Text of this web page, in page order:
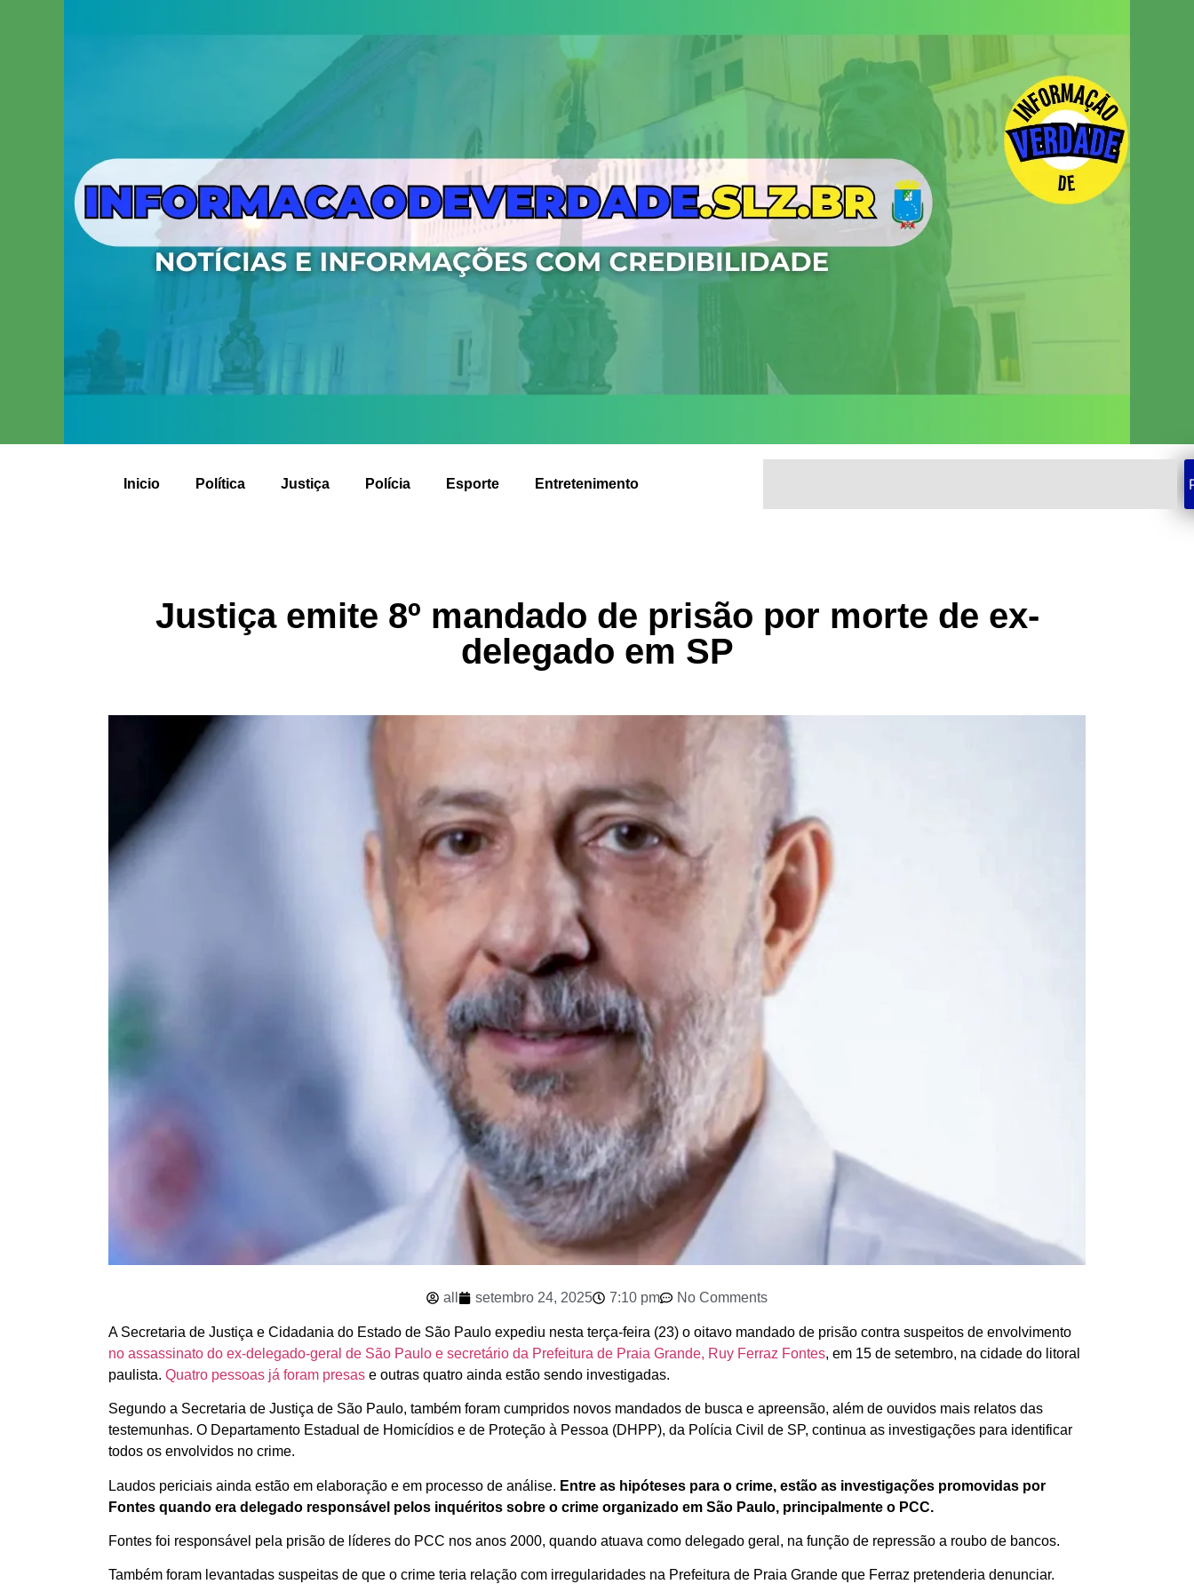
Inicio Política Justiça Polícia Esporte Entretenimento
Justiça emite 8º mandado de prisão por morte de ex-
delegado em SP
all setembro 24, 2025 7:10 pm No Comments
A Secretaria de Justiça e Cidadania do Estado de São Paulo expediu nesta terça-feira (23) o oitavo mandado de prisão contra suspeitos de envolvimento
no assassinato do ex-delegado-geral de São Paulo e secretário da Prefeitura de Praia Grande, Ruy Ferraz Fontes, em 15 de setembro, na cidade do litoral
paulista. Quatro pessoas já foram presas e outras quatro ainda estão sendo investigadas.
Segundo a Secretaria de Justiça de São Paulo, também foram cumpridos novos mandados de busca e apreensão, além de ouvidos mais relatos das
testemunhas. O Departamento Estadual de Homicídios e de Proteção à Pessoa (DHPP), da Polícia Civil de SP, continua as investigações para identificar
todos os envolvidos no crime.
Laudos periciais ainda estão em elaboração e em processo de análise. Entre as hipóteses para o crime, estão as investigações promovidas por
Fontes quando era delegado responsável pelos inquéritos sobre o crime organizado em São Paulo, principalmente o PCC.
Fontes foi responsável pela prisão de líderes do PCC nos anos 2000, quando atuava como delegado geral, na função de repressão a roubo de bancos.
Também foram levantadas suspeitas de que o crime teria relação com irregularidades na Prefeitura de Praia Grande que Ferraz pretenderia denunciar.